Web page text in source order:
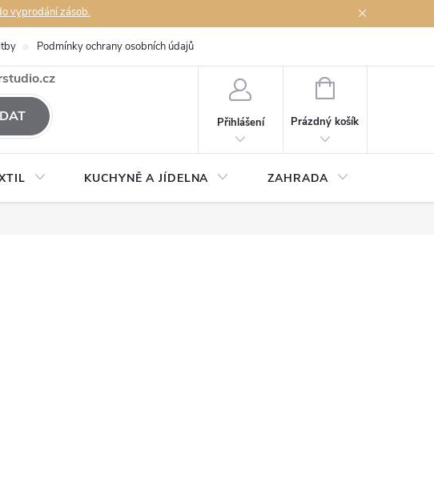
vyprodání zásob.
Podmínky ochrany osobních údajů
Přihlášení
NÁKUPNÍ
Prázdný košík
KUCHYNĚ A JÍDELNA ZAHRADA